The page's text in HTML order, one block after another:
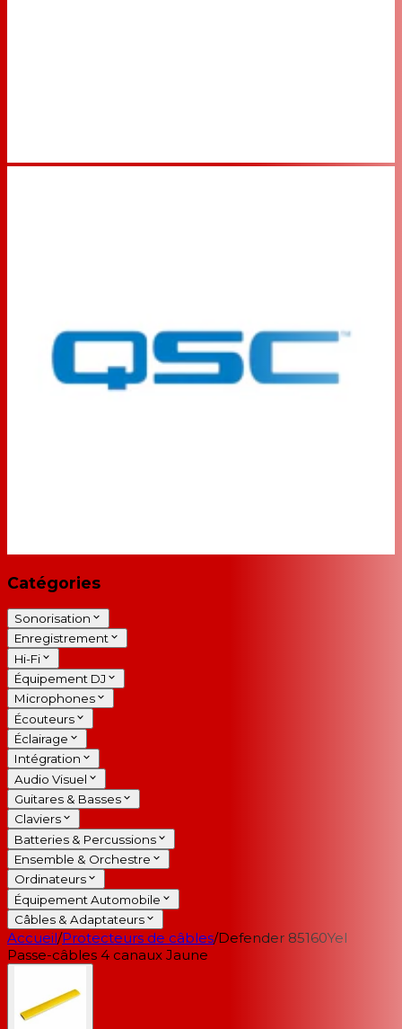
Catégories
Sonorisation
Enregistrement
Hi-Fi
Équipement DJ
Microphones
Écouteurs
Éclairage
Intégration
Audio Visuel
Guitares & Basses
Claviers
Batteries & Percussions
Ensemble & Orchestre
Ordinateurs
Équipement Automobile
Câbles & Adaptateurs
Accueil/Protecteurs de câbles/Defender 85160Yel
Passe-câbles 4 canaux Jaune